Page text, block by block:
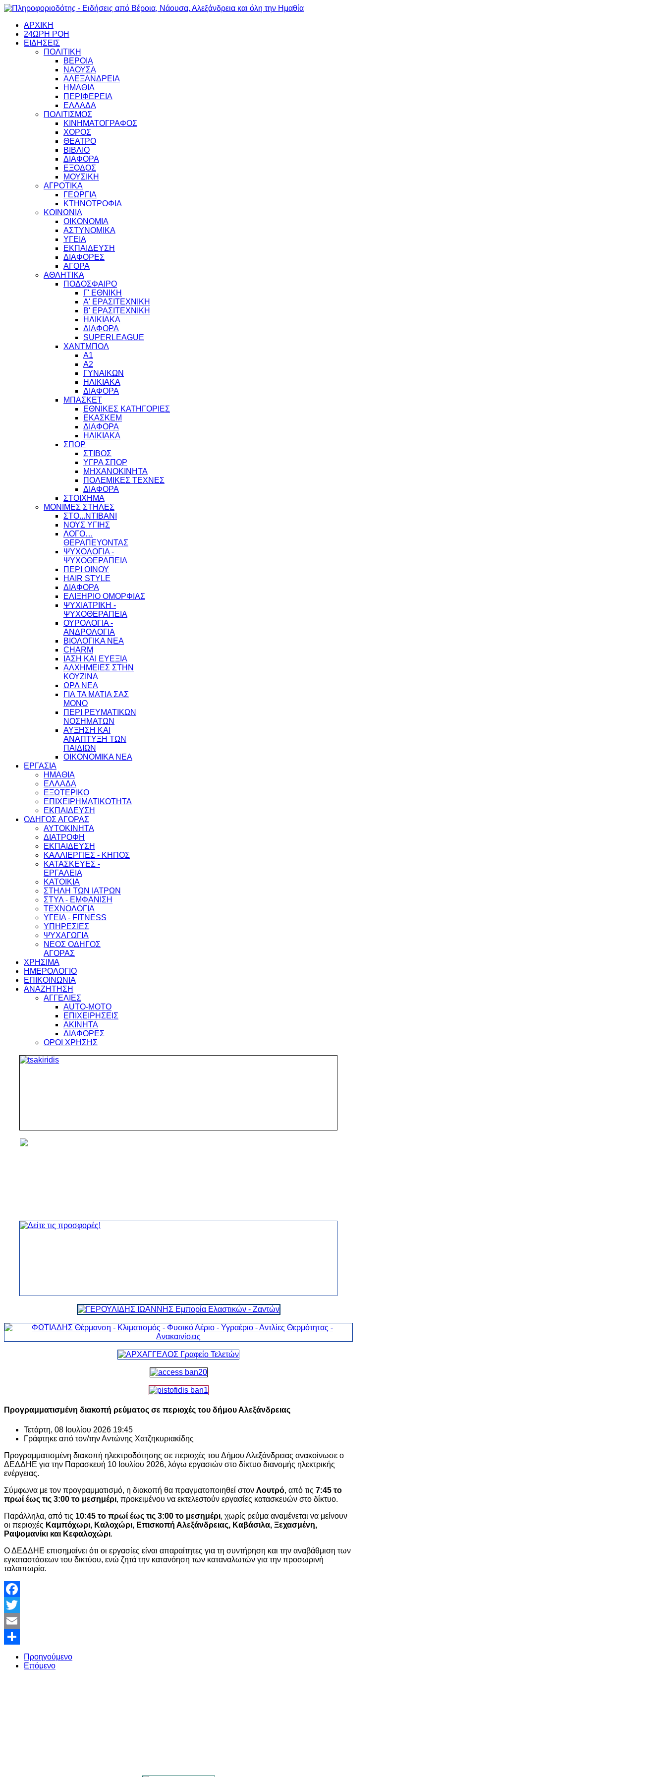
ΑΡΧΙΚΗ
24ΩΡΗ ΡΟΗ
ΕΙΔΗΣΕΙΣ
ΠΟΛΙΤΙΚΗ
ΒΕΡΟΙΑ
ΝΑΟΥΣΑ
ΑΛΕΞΑΝΔΡΕΙΑ
ΗΜΑΘΙΑ
ΠΕΡΙΦΕΡΕΙΑ
ΕΛΛΑΔΑ
ΠΟΛΙΤΙΣΜΟΣ
ΚΙΝΗΜΑΤΟΓΡΑΦΟΣ
ΧΟΡΟΣ
ΘΕΑΤΡΟ
ΒΙΒΛΙΟ
ΔΙΑΦΟΡΑ
ΕΞΟΔΟΣ
ΜΟΥΣΙΚΗ
ΑΓΡΟΤΙΚΑ
ΓΕΩΡΓΙΑ
ΚΤΗΝΟΤΡΟΦΙΑ
ΚΟΙΝΩΝΙΑ
ΟΙΚΟΝΟΜΙΑ
ΑΣΤΥΝΟΜΙΚΑ
ΥΓΕΙΑ
ΕΚΠΑΙΔΕΥΣΗ
ΔΙΑΦΟΡΕΣ
ΑΓΟΡΑ
ΑΘΛΗΤΙΚΑ
ΠΟΔΟΣΦΑΙΡΟ
Γ' ΕΘΝΙΚΗ
Α' ΕΡΑΣΙΤΕΧΝΙΚΗ
Β' ΕΡΑΣΙΤΕΧΝΙΚΗ
ΗΛΙΚΙΑΚΑ
ΔΙΑΦΟΡΑ
SUPERLEAGUE
ΧΑΝΤΜΠΟΛ
Α1
Α2
ΓΥΝΑΙΚΩΝ
ΗΛΙΚΙΑΚΑ
ΔΙΑΦΟΡΑ
ΜΠΑΣΚΕΤ
ΕΘΝΙΚΕΣ ΚΑΤΗΓΟΡΙΕΣ
ΕΚΑΣΚΕΜ
ΔΙΑΦΟΡΑ
ΗΛΙΚΙΑΚΑ
ΣΠΟΡ
ΣΤΙΒΟΣ
ΥΓΡΑ ΣΠΟΡ
ΜΗΧΑΝΟΚΙΝΗΤΑ
ΠΟΛΕΜΙΚΕΣ ΤΕΧΝΕΣ
ΔΙΑΦΟΡΑ
ΣΤΟΙΧΗΜΑ
ΜΟΝΙΜΕΣ ΣΤΗΛΕΣ
ΣΤΟ...ΝΤΙΒΑΝΙ
ΝΟΥΣ ΥΓΙΗΣ
ΛΟΓΟ…
ΘΕΡΑΠΕΥΟΝΤΑΣ
ΨΥΧΟΛΟΓΙΑ -
ΨΥΧΟΘΕΡΑΠΕΙΑ
ΠΕΡΙ ΟΙΝΟΥ
HAIR STYLE
ΔΙΑΦΟΡΑ
ΕΛΙΞΗΡΙΟ ΟΜΟΡΦΙΑΣ
ΨΥΧΙΑΤΡΙΚΗ -
ΨΥΧΟΘΕΡΑΠΕΙΑ
ΟΥΡΟΛΟΓΙΑ -
ΑΝΔΡΟΛΟΓΙΑ
ΒΙΟΛΟΓΙΚΑ ΝΕΑ
CHARM
ΙΑΣΗ ΚΑΙ ΕΥΕΞΙΑ
ΑΛΧΗΜΕΙΕΣ ΣΤΗΝ
ΚΟΥΖΙΝΑ
ΩΡΛ ΝEA
ΓΙΑ ΤΑ ΜΑΤΙΑ ΣΑΣ
ΜΟΝΟ
ΠΕΡΙ ΡΕΥΜΑΤΙΚΩΝ
ΝΟΣΗΜΑΤΩΝ
ΑΥΞΗΣΗ ΚΑΙ
ΑΝΑΠΤΥΞΗ ΤΩΝ
ΠΑΙΔΙΩΝ
ΟΙΚΟΝΟΜΙΚΑ ΝΕΑ
ΕΡΓΑΣΙΑ
ΗΜΑΘΙΑ
ΕΛΛΑΔΑ
ΕΞΩΤΕΡΙΚΟ
ΕΠΙΧΕΙΡΗΜΑΤΙΚΟΤΗΤΑ
ΕΚΠΑΙΔΕΥΣΗ
ΟΔΗΓΟΣ ΑΓΟΡΑΣ
ΑΥΤΟΚΙΝΗΤΑ
ΔΙΑΤΡΟΦΗ
ΕΚΠΑΙΔΕΥΣΗ
ΚΑΛΛΙΕΡΓΙΕΣ - ΚΗΠΟΣ
ΚΑΤΑΣΚΕΥΕΣ -
ΕΡΓΑΛΕΙΑ
ΚΑΤΟΙΚΙΑ
ΣΤΗΛΗ ΤΩΝ ΙΑΤΡΩΝ
ΣΤΥΛ - ΕΜΦΑΝΙΣΗ
ΤΕΧΝΟΛΟΓΙΑ
ΥΓΕΙΑ - FITNESS
ΥΠΗΡΕΣΙΕΣ
ΨΥΧΑΓΩΓΙΑ
ΝΕΟΣ ΟΔΗΓΟΣ
ΑΓΟΡΑΣ
ΧΡΗΣΙΜΑ
ΗΜΕΡΟΛΟΓΙΟ
ΕΠΙΚΟΙΝΩΝΙΑ
ΑΝΑΖΗΤΗΣΗ
ΑΓΓΕΛΙΕΣ
AUTO-MOTO
ΕΠΙΧΕΙΡΗΣΕΙΣ
ΑΚΙΝΗΤΑ
ΔΙΑΦΟΡΕΣ
ΟΡΟΙ ΧΡΗΣΗΣ
Προγραμματισμένη διακοπή ρεύματος σε περιοχές του δήμου Αλεξάνδρειας
Τετάρτη, 08 Ιουλίου 2026 19:45
Γράφτηκε από τον/τηνΑντώνης Χατζηκυριακίδης
Προγραμματισμένη διακοπή ηλεκτροδότησης σε περιοχές του Δήμου Αλεξάνδρειας ανακοίνωσε ο
ΔΕΔΔΗΕ για την Παρασκευή 10 Ιουλίου 2026, λόγω εργασιών στο δίκτυο διανομής ηλεκτρικής
ενέργειας.
Σύμφωνα με τον προγραμματισμό, η διακοπή θα πραγματοποιηθεί στον Λουτρό, από τις 7:45 το
πρωί έως τις 3:00 το μεσημέρι, προκειμένου να εκτελεστούν εργασίες κατασκευών στο δίκτυο.
Παράλληλα, από τις 10:45 το πρωί έως τις 3:00 το μεσημέρι, χωρίς ρεύμα αναμένεται να μείνουν
οι περιοχές Καμπόχωρι, Καλοχώρι, Επισκοπή Αλεξάνδρειας, Καβάσιλα, Ξεχασμένη,
Ραψομανίκι και Κεφαλοχώρι.
Ο ΔΕΔΔΗΕ επισημαίνει ότι οι εργασίες είναι απαραίτητες για τη συντήρηση και την αναβάθμιση των
εγκαταστάσεων του δικτύου, ενώ ζητά την κατανόηση των καταναλωτών για την προσωρινή
ταλαιπωρία.
Facebook
Twitter
Email
Share
Προηγούμενο
Επόμενο